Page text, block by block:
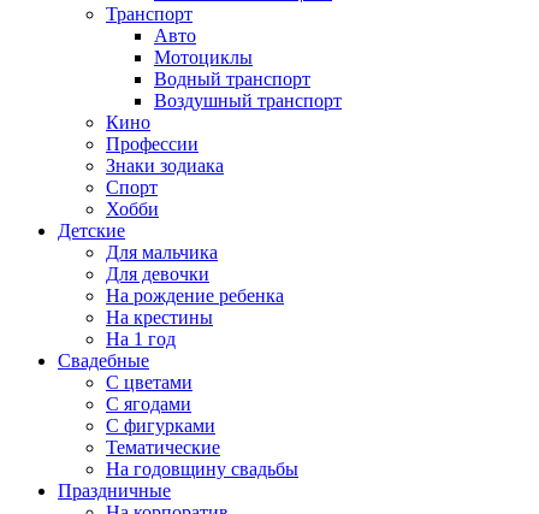
Транспорт
Авто
Мотоциклы
Водный транспорт
Воздушный транспорт
Кино
Профессии
Знаки зодиака
Спорт
Хобби
Детские
Для мальчика
Для девочки
На рождение ребенка
На крестины
На 1 год
Свадебные
С цветами
С ягодами
С фигурками
Тематические
На годовщину свадьбы
Праздничные